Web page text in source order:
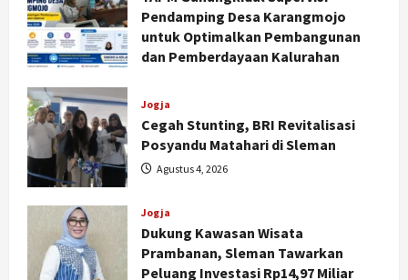
Pendamping Desa Karangmojo
untuk Optimalkan Pembangunan
dan Pemberdayaan Kalurahan
Jogja
Cegah Stunting, BRI Revitalisasi
Posyandu Matahari di Sleman
Agustus 4, 2026
Jogja
Dukung Kawasan Wisata
Prambanan, Sleman Tawarkan
Peluang Investasi Rp14,97 Miliar